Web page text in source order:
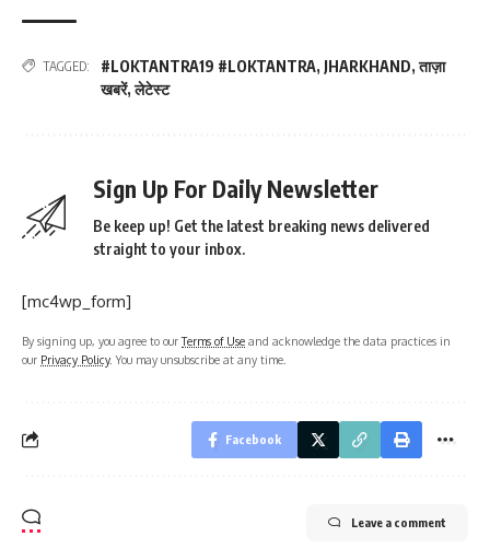
TAGGED: #LOKTANTRA19 #LOKTANTRA, JHARKHAND,ताज़ा
खबरें,लेटेस्ट
Sign Up For Daily Newsletter
Be keep up! Get the latest breaking news delivered
straight to your inbox.
[mc4wp_form]
By signing up, you agree to ourTerms of Use and acknowledge the data practices in
our Privacy Policy. You may unsubscribe at any time.
Facebook
Leave a comment